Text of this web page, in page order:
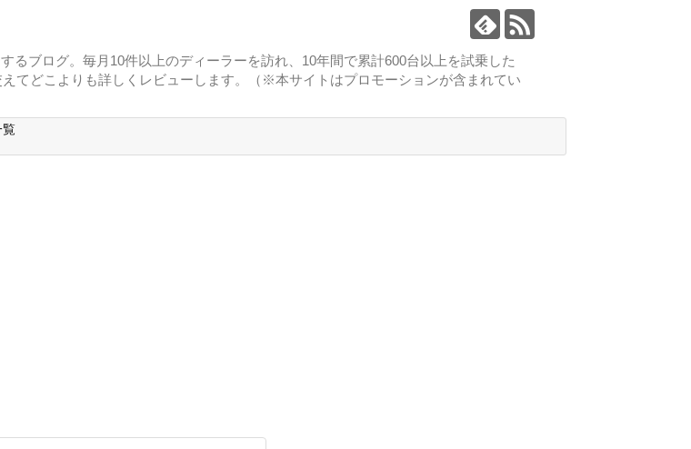
るブログ。毎月10件以上のディーラーを訪れ、10年間で累計600台以上を試乗した
てどこよりも詳しくレビューします。（※本サイトはプロモーションが含まれてい
覧